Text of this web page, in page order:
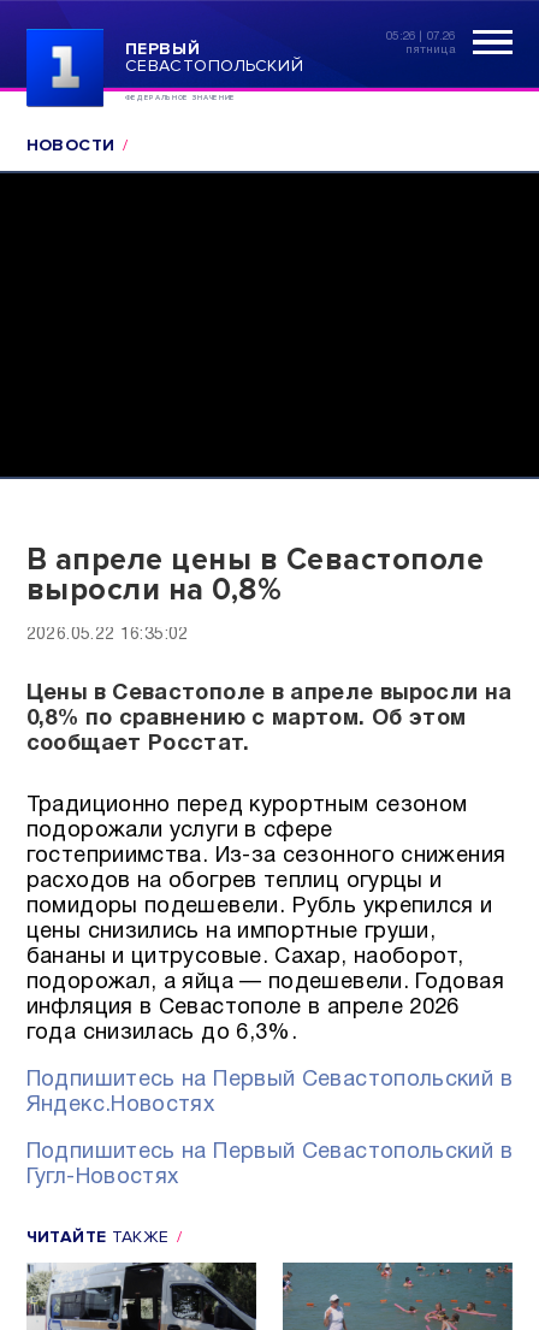
ПЕРВЫЙ
СЕВАСТОПОЛЬСКИЙ
ФЕДЕРАЛЬНОЕ ЗНАЧЕНИЕ
05:26 | 07.26
пятница
НОВОСТИ
В апреле цены в Севастополе
выросли на 0,8%
2026.05.22 16:35:02
Цены в Севастополе в апреле выросли на
0,8% по сравнению с мартом. Об этом
сообщает Росстат.
Традиционно перед курортным сезоном
подорожали услуги в сфере
гостеприимства. Из-за сезонного снижения
расходов на обогрев теплиц огурцы и
помидоры подешевели. Рубль укрепился и
цены снизились на импортные груши,
бананы и цитрусовые. Сахар, наоборот,
подорожал, а яйца — подешевели. Годовая
инфляция в Севастополе в апреле 2026
года снизилась до 6,3%.
Подпишитесь на Первый Севастопольский в
Яндекс.Новостях
Подпишитесь на Первый Севастопольский в
Гугл-Новостях
ЧИТАЙТЕ ТАКЖЕ